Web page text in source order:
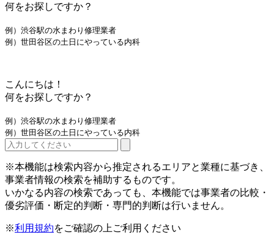
何をお探しですか？
例）渋谷駅の水まわり修理業者
例）世田谷区の土日にやっている内科
こんにちは！
何をお探しですか？
例）渋谷駅の水まわり修理業者
例）世田谷区の土日にやっている内科
※本機能は検索内容から推定されるエリアと業種に基づき、
事業者情報の検索を補助するものです。
いかなる内容の検索であっても、本機能では事業者の比較・
優劣評価・断定的判断・専門的判断は行いません。
※利用規約をご確認の上ご利用ください